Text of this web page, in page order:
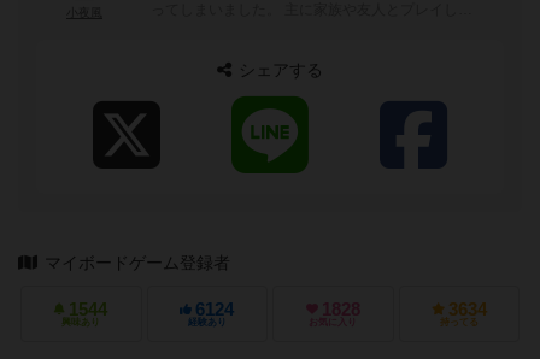
ラフトサウルス、キャンバス、グリモリアetc.
シェアする
マイボードゲーム登録者
1544
興味あり
6124
経験あり
1828
お気に入り
3634
持ってる